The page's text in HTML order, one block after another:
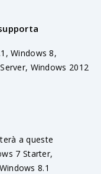
Windows 8,
Windows 2012
a queste
7 Starter,
8.1